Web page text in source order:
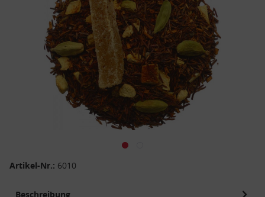
Artikel-Nr.: 6010
Beschreibung